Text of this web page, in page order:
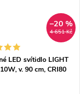
4 651 Kč
–20 %
LED svítidlo LIGHT
v. 90 cm, CRI80